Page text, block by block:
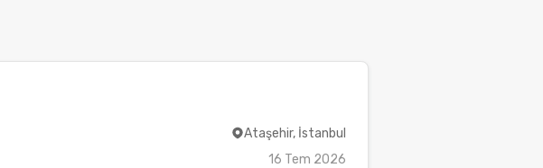
Ataşehir, İstanbul
16 Tem 2026